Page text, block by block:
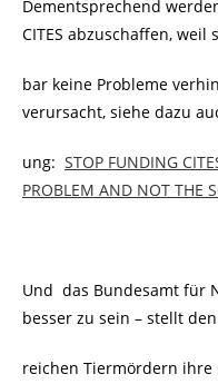
Dementsprechend
CITES abzuschaffen, weil
bar keine Probleme
verursacht, siehe dazu
ung: STOP FUNDING
PROBLEM AND NOT THE
Und das Bundesamt für
besser zu sein – stellt
reichen Tiermördern ihre